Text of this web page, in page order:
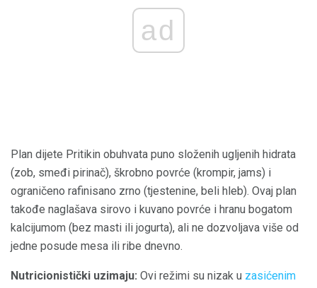
ad
Plan dijete Pritikin obuhvata puno složenih ugljenih hidrata
(zob, smeđi pirinač), škrobno povrće (krompir, jams) i
ograničeno rafinisano zrno (tjestenine, beli hleb). Ovaj plan
takođe naglašava sirovo i kuvano povrće i hranu bogatom
kalcijumom (bez masti ili jogurta), ali ne dozvoljava više od
jedne posude mesa ili ribe dnevno.
Nutricionistički uzimaju: Ovi režimi su nizak u zasićenim